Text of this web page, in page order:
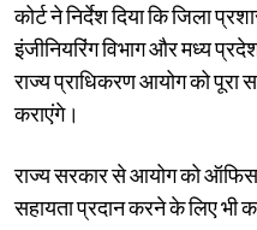
कोर्ट ने निर्देश दिया कि जिला
इंजीनियरिंग विभाग और मध्य
राज्य प्राधिकरण आयोग को पूरा
कराएंगे।
राज्य सरकार से आयोग को
सहायता प्रदान करने के लिए भी